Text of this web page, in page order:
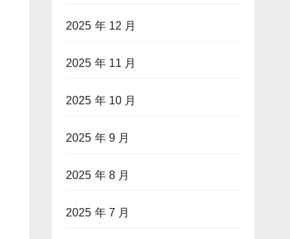
2025 年 12 月
2025 年 11 月
2025 年 10 月
2025 年 9 月
2025 年 8 月
2025 年 7 月